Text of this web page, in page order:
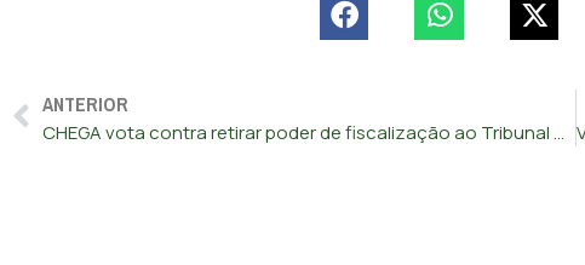
ANTERIOR
CHEGA vota contra retirar poder de fiscalização ao Tribunal de Contas